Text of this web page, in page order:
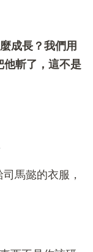
成長？我們用
他斬了，這不是
馬懿的衣服，